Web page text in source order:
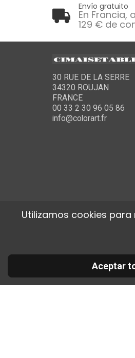
Envío gratuito
En Francia,
129 € de
30 RUE DE LA SERRE
34320 ROUJAN
FRANCE
00 33 2 30 96 05 86
info@colorart.fr
Utilizamos cookies
Aceptar